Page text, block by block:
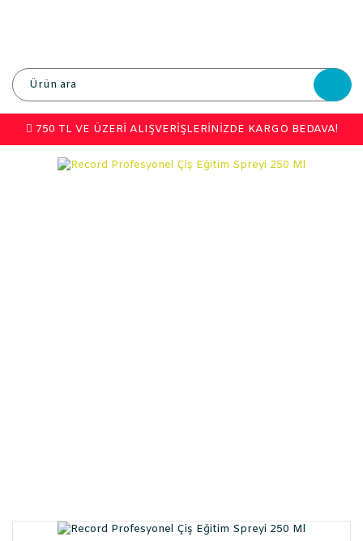
750 TL VE ÜZERİ ALIŞVERİŞLERİNİZDE KARGO BEDAVA!